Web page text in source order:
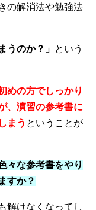
の解消法や勉強法
うのか？」 という
めの方でしっかり
、演習の参考書に
まう ということが
々な参考書をやり
すか？
解けなくなってし